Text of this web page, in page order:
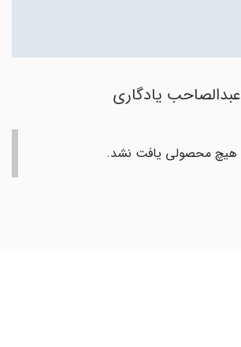
عبدالصاحب یادگاری
هیچ محصولی یافت نشد.